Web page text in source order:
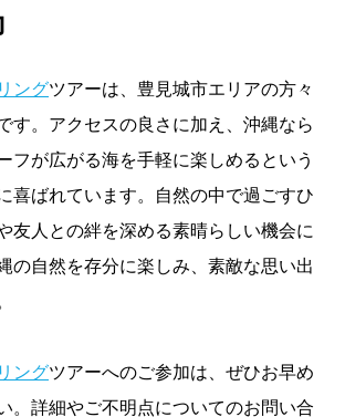
ングツアーは、豊見城市エリアの方々
す。アクセスの良さに加え、沖縄なら
フが広がる海を手軽に楽しめるという
喜ばれています。自然の中で過ごすひ
友人との絆を深める素晴らしい機会に
の自然を存分に楽しみ、素敵な思い出
ングツアーへのご参加は、ぜひお早め
。詳細やご不明点についてのお問い合